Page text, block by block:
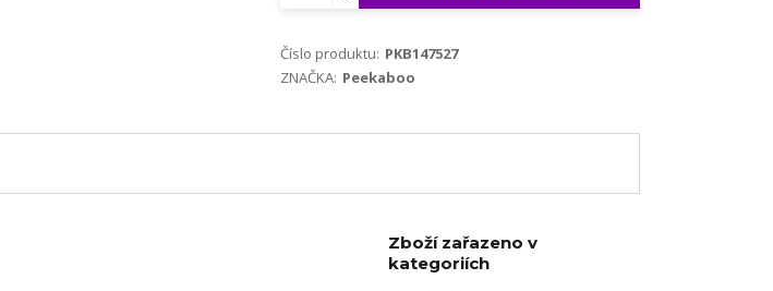
Číslo produktu: PKB147527
ZNAČKA: Peekaboo
Zboží zařazeno v
kategoriích